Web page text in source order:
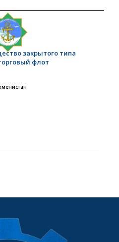
закрытого типа
флот